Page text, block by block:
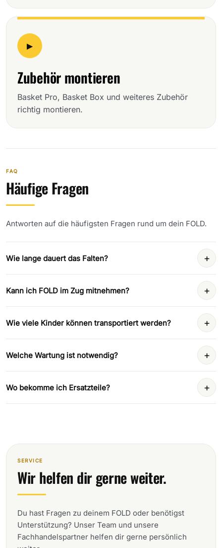
▶
Zubehör montieren
Basket Pro, Basket Box und weiteres Zubehör
richtig montieren.
FAQ
Häufige Fragen
Antworten auf die häufigsten Fragen rund um dein FOLD.
Wie lange dauert das Falten? +
Kann ich FOLD im Zug mitnehmen? +
Wie viele Kinder können transportiert werden? +
Welche Wartung ist notwendig? +
Wo bekomme ich Ersatzteile? +
SERVICE
Wir helfen dir gerne weiter.
Du hast Fragen zu deinem FOLD oder benötigst
Unterstützung? Unser Team und unsere
Fachhandelspartner helfen dir gerne persönlich